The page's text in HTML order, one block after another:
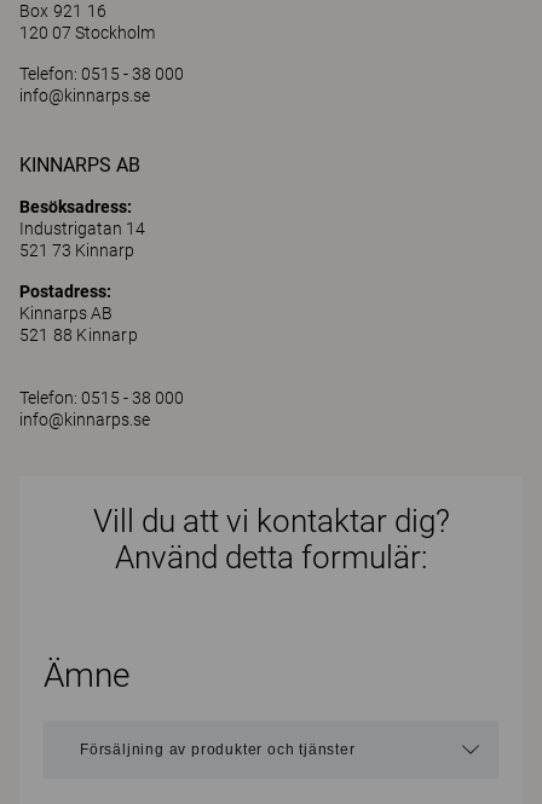
Box 921 16
120 07 Stockholm
Telefon: 0515 - 38 000
info@kinnarps.se
KINNARPS AB
Besöksadress:
Industrigatan 14
521 73 Kinnarp
Postadress:
Kinnarps AB
521 88 Kinnarp
Telefon: 0515 - 38 000
info@kinnarps.se
Vill du att vi kontaktar dig?
Använd detta formulär:
Ämne